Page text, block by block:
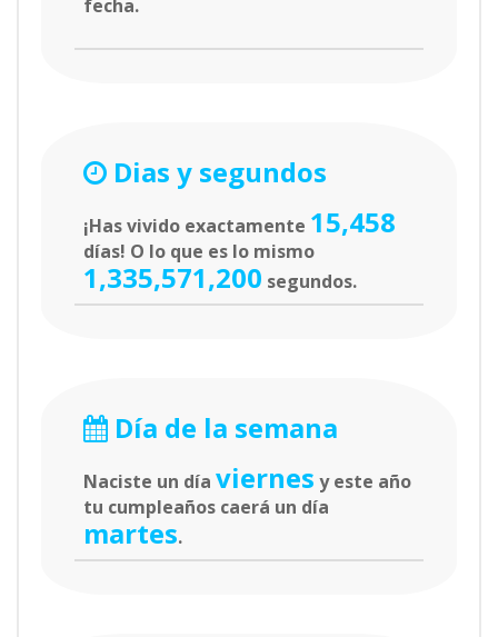
fecha.
Dias y segundos
¡Has vivido exactamente 15,458
días! O lo que es lo mismo
1,335,571,200 segundos.
Día de la semana
Naciste un día viernes y este año
tu cumpleaños caerá un día
martes.